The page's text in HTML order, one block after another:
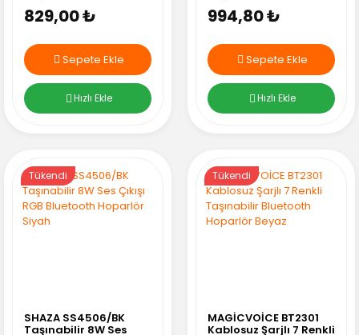
829,00 ₺
Sepete Ekle
Hızlı Ekle
994,80 ₺
Sepete Ekle
Hızlı Ekle
Tükendi
SHAZA SS4506/BK
Taşınabilir 8W Ses
Tükendi
MAGİCVOİCE BT2301
Kablosuz Şarjlı 7 Renkli